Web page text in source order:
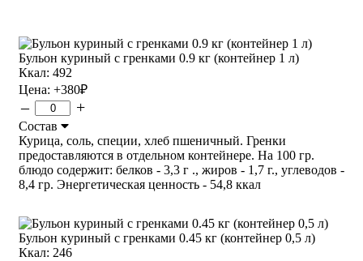
Бульон куриный с гренками 0.9 кг (контейнер 1 л)
Ккал: 492
Цена: +380₽
– +
Состав
Курица, соль, специи, хлеб пшеничный. Гренки
предоставляются в отдельном контейнере. На 100 гр.
блюдо содержит: белков - 3,3 г ., жиров - 1,7 г., углеводов -
8,4 гр. Энергетическая ценность - 54,8 ккал
Бульон куриный с гренками 0.45 кг (контейнер 0,5 л)
Ккал: 246